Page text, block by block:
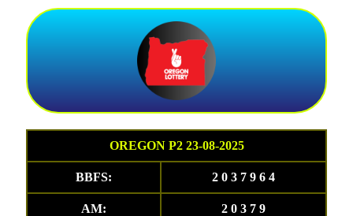
OREGON P2 23-08-2025
BBFS: 2 0 3 7 9 6 4
AM: 2 0 3 7 9